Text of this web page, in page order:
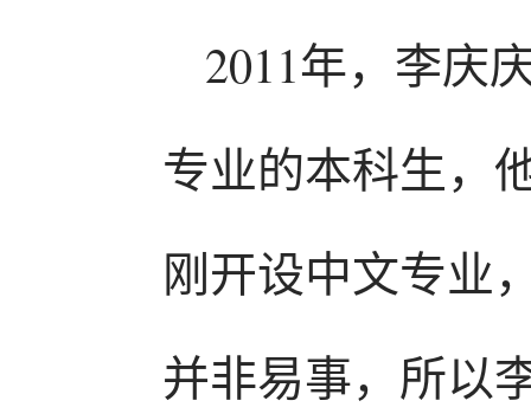
2011年，李庆
专业的本科生，
刚开设中文专业
并非易事，所以